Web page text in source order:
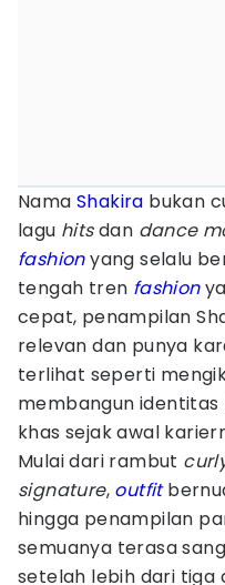
Nama Shakira bukan
lagu hitsdan dance
fashionyang selalu
tengah tren fashion
cepat, penampilan
relevan dan punya
terlihat seperti
membangun identitas
khas sejak awal
Mulai dari rambut
signature, outfit
hingga penampilan
semuanya terasa
setelah lebih dari tiga